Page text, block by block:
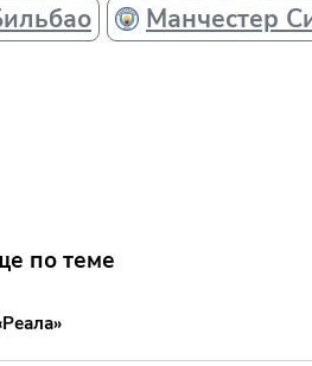
Манчестер
по теме